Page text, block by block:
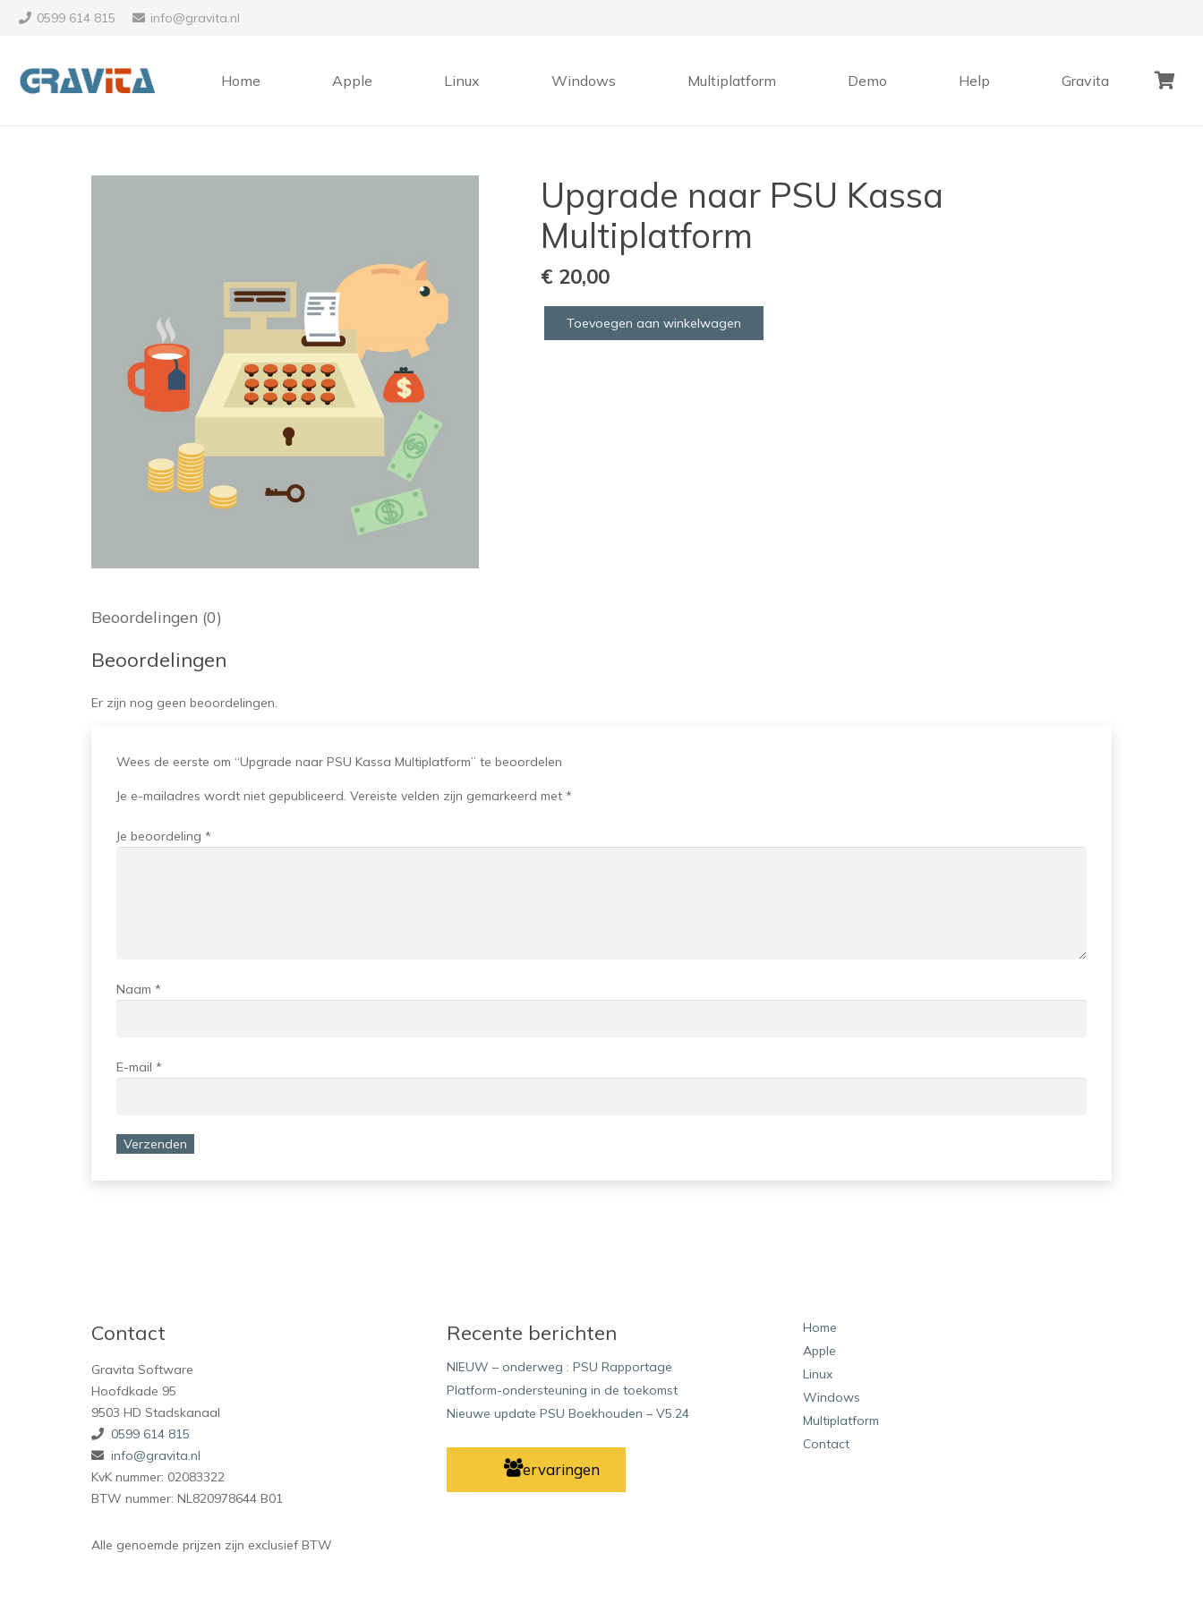
0599 614 815 info@gravita.nl
Home Apple Linux Windows Multiplatform Demo Help Gravita
Upgrade naar PSU Kassa
Multiplatform
€ 20,00
Upgrade
Toevoegen aan winkelwagen
Beoordelingen (0)
Beoordelingen
Er zijn nog geen beoordelingen.
Wees de eerste om “Upgrade naar PSU Kassa Multiplatform” te beoordelen
Je e-mailadres wordt niet gepubliceerd. Vereiste velden zijn gemarkeerd met *
Je beoordeling *
Naam *
E-mail *
Contact
Gravita Software
Hoofdkade 95
9503 HD Stadskanaal
0599 614 815
info@gravita.nl
KvK nummer: 02083322
BTW nummer: NL820978644 B01
Alle genoemde prijzen zijn exclusief BTW
Recente berichten
NIEUW – onderweg : PSU Rapportage
Platform-ondersteuning in de toekomst
Nieuwe update PSU Boekhouden – V5.24
ervaringen
Home
Apple
Linux
Windows
Multiplatform
Contact